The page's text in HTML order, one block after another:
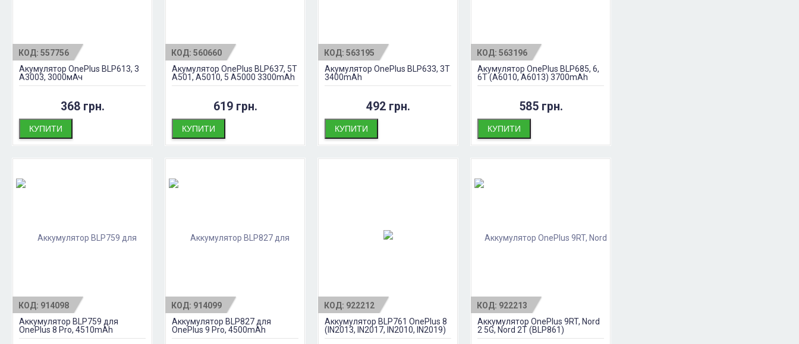
КОД: 557756
Акумулятор OnePlus BLP613, 3
A3003, 3000мАч
368 грн.
КУПИТИ
КОД: 560660
Акумулятор OnePlus BLP637, 5T
A501, A5010, 5 A5000 3300mAh
619 грн.
КУПИТИ
КОД: 563195
Акумулятор OnePlus BLP633, 3T
3400mAh
492 грн.
КУПИТИ
КОД: 563196
Акумулятор OnePlus BLP685, 6,
6T (A6010, A6013) 3700mAh
585 грн.
КУПИТИ
КОД: 914098
Аккумулятор BLP759 для
OnePlus 8 Pro, 4510mAh
КОД: 914099
Аккумулятор BLP827 для
OnePlus 9 Pro, 4500mAh
КОД: 922212
Аккумулятор BLP761 OnePlus 8
(IN2013, IN2017, IN2010, IN2019)
КОД: 922213
Аккумулятор OnePlus 9RT, Nord
2 5G, Nord 2T (BLP861)